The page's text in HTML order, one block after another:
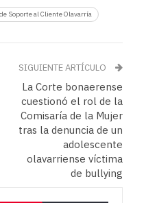
de Soporte al Cliente Olavarría
SIGUIENTE ARTÍCULO
La Corte bonaerense
cuestionó el rol de la
Comisaría de la Mujer
tras la denuncia de un
adolescente
olavarriense víctima
de bullying